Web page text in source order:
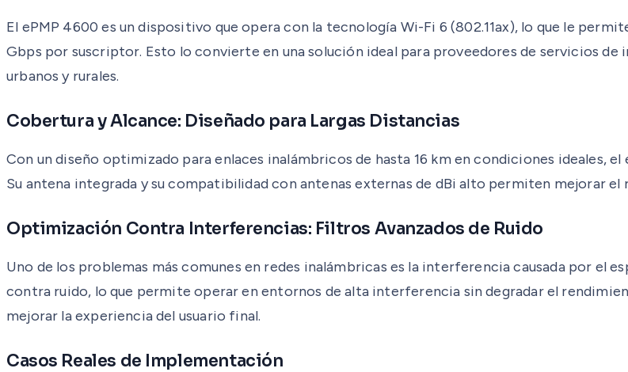
El ePMP 4600 es un dispositivo que opera con la tecnología Wi-Fi 6 (802.11ax), lo que le
Gbps por suscriptor. Esto lo convierte en una solución ideal para proveedores de servicios
urbanos y rurales.
Cobertura y Alcance: Diseñado para Largas Distancias
Con un diseño optimizado para enlaces inalámbricos de hasta 16 km en condiciones ideales,
Su antena integrada y su compatibilidad con antenas externas de dBi alto permiten mejorar
Optimización Contra Interferencias: Filtros Avanzados de Ruido
Uno de los problemas más comunes en redes inalámbricas es la interferencia causada por el
contra ruido, lo que permite operar en entornos de alta interferencia sin degradar el
mejorar la experiencia del usuario final.
Casos Reales de Implementación